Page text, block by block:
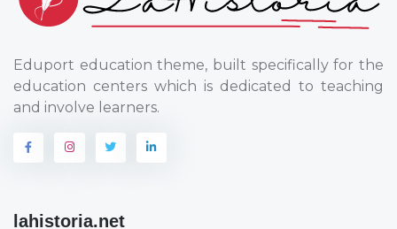
Eduport education theme, built specifically for the
education centers which is dedicated to teaching
and involve learners.
lahistoria.net